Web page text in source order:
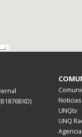
Noticias
UNQtv
UNQ